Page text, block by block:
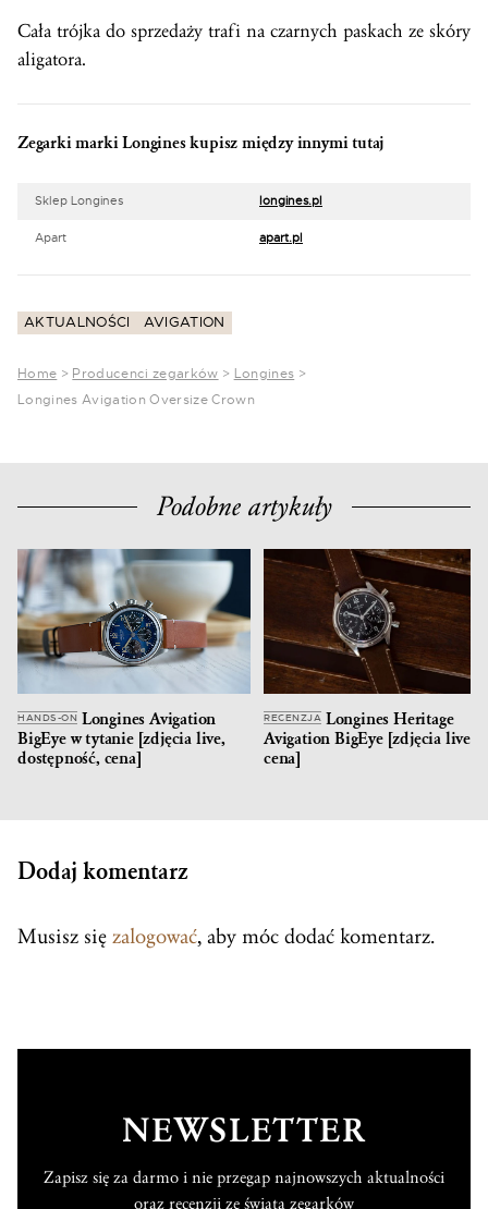
Cała trójka do sprzedaży trafi na czarnych paskach ze skóry
aligatora.
Zegarki marki Longines kupisz między innymi tutaj
Sklep Longines longines.pl
Apart apart.pl
AKTUALNOŚCI AVIGATION
Home > Producenci zegarków > Longines >
Longines Avigation Oversize Crown
Podobne artykuły
HANDS-ON Longines Avigation
BigEye w tytanie [zdjęcia live,
dostępność, cena]
RECENZJA Longines Heritage
Avigation BigEye [zdjęcia live,
cena]
Dodaj komentarz
Musisz się zalogować, aby móc dodać komentarz.
NEWSLETTER
Zapisz się za darmo i nie przegap najnowszych aktualności
oraz recenzji ze świata zegarków